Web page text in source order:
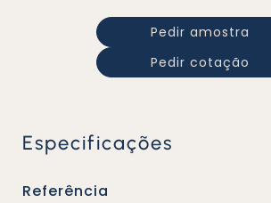
Pedir amostra
Pedir cotação
Especificações
Referência